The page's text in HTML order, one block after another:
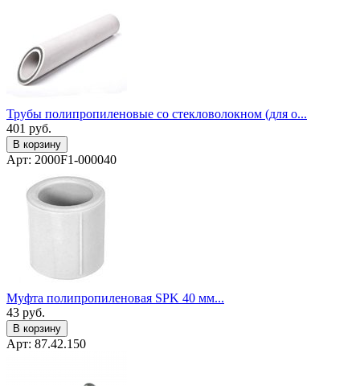
Трубы полипропиленовые со стекловолокном (для о...
401 руб.
В корзину
Арт: 2000F1-000040
Муфта полипропиленовая SPK 40 мм...
43 руб.
В корзину
Арт: 87.42.150